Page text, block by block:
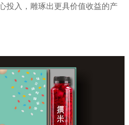
投入，雕琢出更具价值收益的产